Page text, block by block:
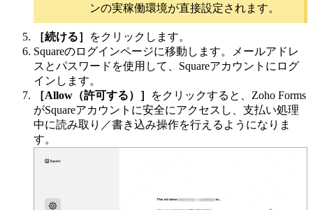
ンの実稼働環境が直接設定されます。
［続ける］
をクリックします。
Squareのログインページに移動します。メールアドレ
スとパスワードを使用して、Squareアカウントにログ
インします。
［Allow（許可する）］
をクリックすると、Zoho Forms
がSquareアカウントに安全にアクセスし、支払い処理
中に読み取り／書き込み操作を行えるようになりま
す。